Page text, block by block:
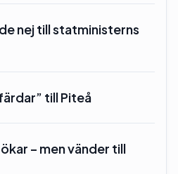
nej till statministerns
till Piteå
– men vänder till